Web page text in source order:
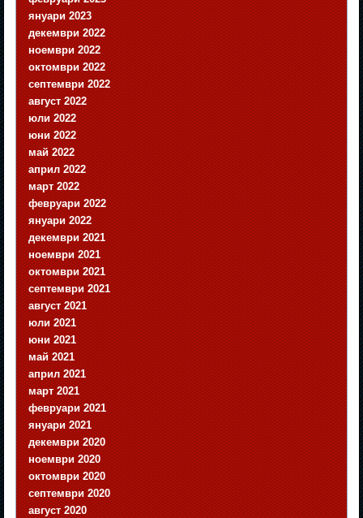
януари 2023
декември 2022
ноември 2022
октомври 2022
септември 2022
август 2022
юли 2022
юни 2022
май 2022
април 2022
март 2022
февруари 2022
януари 2022
декември 2021
ноември 2021
октомври 2021
септември 2021
август 2021
юли 2021
юни 2021
май 2021
април 2021
март 2021
февруари 2021
януари 2021
декември 2020
ноември 2020
октомври 2020
септември 2020
август 2020